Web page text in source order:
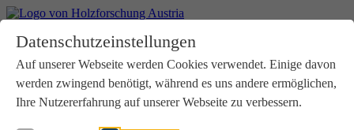
Datenschutzeinstellungen
Auf unserer Webseite werden Cookies verwendet. Einige davon
werden zwingend benötigt, während es uns andere ermöglichen,
Ihre Nutzererfahrung auf unserer Webseite zu verbessern.
Aktuelles
Downloads
Kontakt
Login